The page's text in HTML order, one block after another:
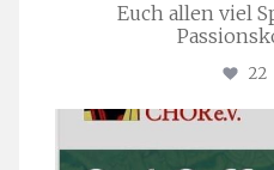
Euch allen viel
22